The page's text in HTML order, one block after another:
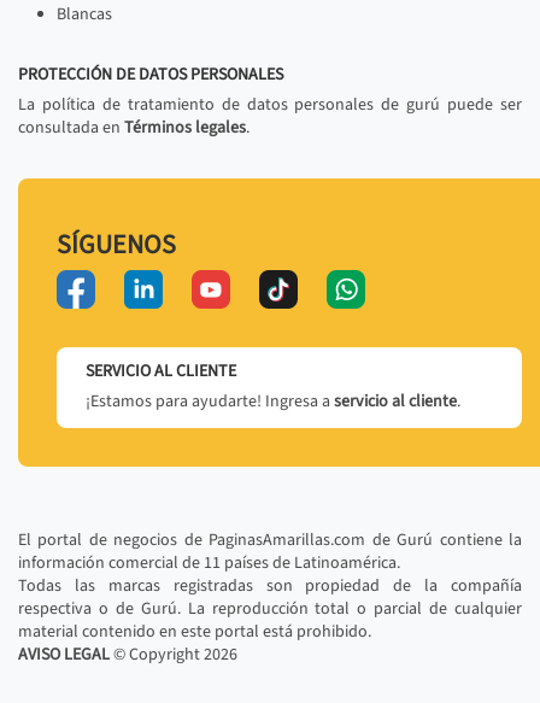
Blancas
PROTECCIÓN DE DATOS PERSONALES
La política de tratamiento de datos personales de gurú puede ser
consultada en Términos legales.
SÍGUENOS
SERVICIO AL CLIENTE
¡Estamos para ayudarte! Ingresa a servicio al cliente.
El portal de negocios de PaginasAmarillas.com de Gurú contiene la
información comercial de 11 países de Latinoamérica.
Todas las marcas registradas son propiedad de la compañía
respectiva o de Gurú. La reproducción total o parcial de cualquier
material contenido en este portal está prohibido.
AVISO LEGAL© Copyright2026